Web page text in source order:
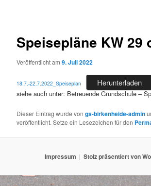
Speisepläne KW 29
Veröffentlicht am9. Juli 2022
18.7.-22.7.2022_Speiseplan Herunterladen
siehe auch unter: Betreuende Grundschule –
Dieser Eintrag wurde vongs-birkenheide-admin
veröffentlicht. Setze ein Lesezeichen für den
Impressum Stolz präsentiert von